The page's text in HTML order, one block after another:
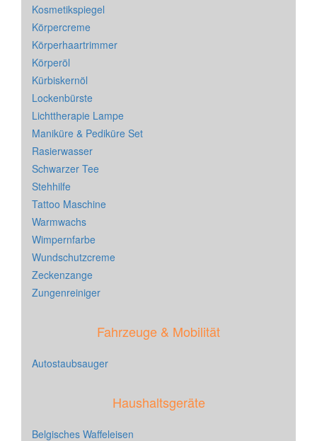
Kosmetikspiegel
Körpercreme
Körperhaartrimmer
Körperöl
Kürbiskernöl
Lockenbürste
Lichttherapie Lampe
Maniküre & Pediküre Set
Rasierwasser
Schwarzer Tee
Stehhilfe
Tattoo Maschine
Warmwachs
Wimpernfarbe
Wundschutzcreme
Zeckenzange
Zungenreiniger
Fahrzeuge & Mobilität
Autostaubsauger
Haushaltsgeräte
Belgisches Waffeleisen